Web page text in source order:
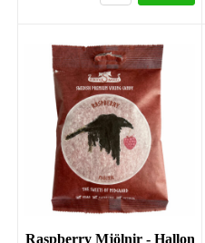
Raspberry Mjölnir - Hallon